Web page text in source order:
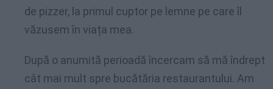
de pizzer, la primul cuptor pe lemne pe care îl
văzusem în viața mea.
După o anumită perioadă încercam să mă îndrept
cât mai mult spre bucătăria restaurantului. Am